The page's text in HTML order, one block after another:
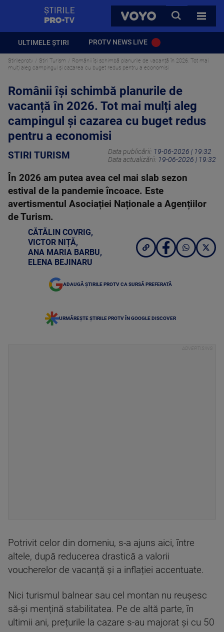
VOYO
CAUTA
TOATE
ULTIMELE ȘTIRI PROTV NEWS LIVE
Stirileprotv Stiri Turism
Românii își schimbă planurile de vacanță în 2026. Tot mai
mulți aleg campingul și cazarea cu buget redus pentru a economisi
Românii își schimbă planurile de
vacanță în 2026. Tot mai mulți aleg
campingul și cazarea cu buget redus
pentru a economisi
STIRI TURISM Data publicării: 19-06-2026 | 19:32
Data actualizării: 19-06-2026 | 19:32
În 2026 am putea avea cel mai slab sezon
estival de la pandemie încoace. Este
avertismentul Asociației Naționale a Agențiilor
de Turism.
CĂTĂLIN COVRIG,
VICTOR NIȚĂ,
ANA MARIA BARBU,
ELENA BEJINARU
ADAUGĂ ȘTIRILE PROTV CA SURSĂ PREFERATĂ
URMĂREȘTE ȘTIRILE PROTV ÎN GOOGLE DISCOVER
Potrivit celor din domeniu, s-a ajuns aici, între
altele, după reducerea drastică a valorii
voucherelor de vacanță și a inflației accentuate.
Nici turismul balnear sau cel montan nu reușesc
să-și mențină stabilitatea. Pe de altă parte, în
ultimii ani, prețurile la cazare s-au majorat și cu 50